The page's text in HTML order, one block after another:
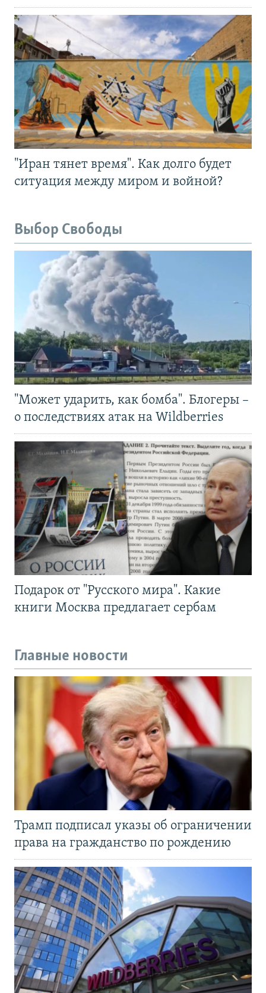
"Иран тянет время". Как долго будет
ситуация между миром и войной?
Выбор Свободы
"Может ударить, как бомба". Блогеры –
о последствиях атак на Wildberries
Подарок от "Русского мира". Какие
книги Москва предлагает сербам
Главные новости
Трамп подписал указы об ограничении
права на гражданство по рождению